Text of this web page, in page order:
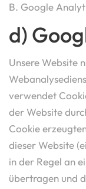
B. Google
d)
Unsere Website
verwendet
der Website
Cookie
dieser Website
in der Regel an
übertragen und